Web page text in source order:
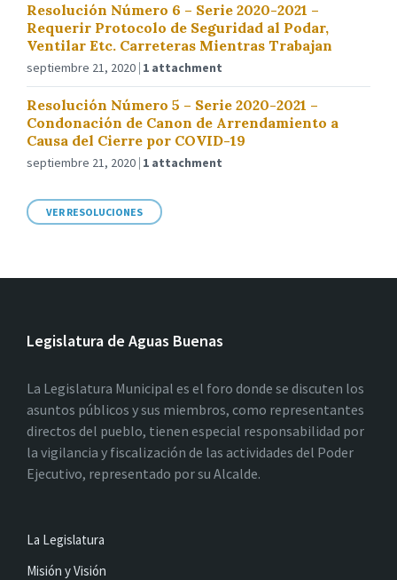
Resolución Número 6 – Serie 2020-2021 –
Requerir Protocolo de Seguridad al Podar,
Ventilar Etc. Carreteras Mientras Trabajan
septiembre 21, 2020 1 attachment
Resolución Número 5 – Serie 2020-2021 –
Condonación de Canon de Arrendamiento a
Causa del Cierre por COVID-19
septiembre 21, 2020 1 attachment
VER RESOLUCIONES
Legislatura de Aguas Buenas
La Legislatura Municipal es el foro donde se discuten los
asuntos públicos y sus miembros, como representantes
directos del pueblo, tienen especial responsabilidad por
la vigilancia y fiscalización de las actividades del Poder
Ejecutivo, representado por su Alcalde.
La Legislatura
Misión y Visión